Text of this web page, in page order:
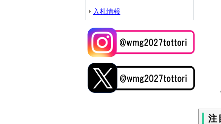
入札情報
注